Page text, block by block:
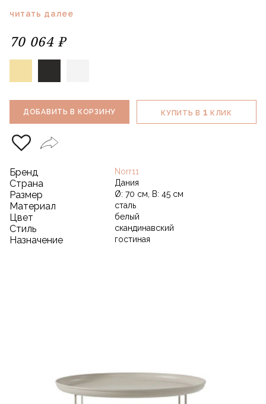
читать далее
70 064 ₽
ДОБАВИТЬ В КОРЗИНУ КУПИТЬ В 1 КЛИК
Бренд Norr11
Страна Дания
Размер Ø: 70 см, В: 45 см
Материал сталь
Цвет белый
Стиль скандинавский
Назначение гостиная